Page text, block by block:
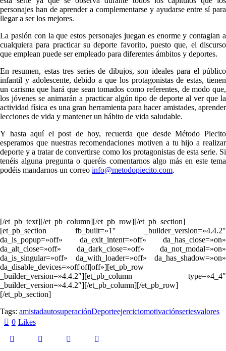
personajes han de aprender a complementarse y ayudarse entre sí para
llegar a ser los mejores.
La pasión con la que estos personajes juegan es enorme y contagian a
cualquiera para practicar su deporte favorito, puesto que, el discurso
que emplean puede ser empleado para diferentes ámbitos y deportes.
En resumen, estas tres series de dibujos, son ideales para el público
infantil y adolescente, debido a que los protagonistas de estas, tienen
un carisma que hará que sean tomados como referentes, de modo que,
los jóvenes se animarán a practicar algún tipo de deporte al ver que la
actividad física es una gran herramienta para hacer amistades, aprender
lecciones de vida y mantener un hábito de vida saludable.
Y hasta aquí el post de hoy, recuerda que desde Método Piecito
esperamos que nuestras recomendaciones motiven a tu hijo a realizar
deporte y a tratar de convertirse como los protagonistas de esta serie. Si
tenéis alguna pregunta o queréis comentarnos algo más en este tema
podéis mandarnos un correo info@metodopiecito.com.
[/et_pb_text][/et_pb_column][/et_pb_row][/et_pb_section]
[et_pb_section fb_built=»1″ _builder_version=»4.4.2″
da_is_popup=»off» da_exit_intent=»off» da_has_close=»on»
da_alt_close=»off» da_dark_close=»off» da_not_modal=»on»
da_is_singular=»off» da_with_loader=»off» da_has_shadow=»on»
da_disable_devices=»off|off|off»][et_pb_row
_builder_version=»4.4.2″][et_pb_column type=»4_4″
_builder_version=»4.4.2″][/et_pb_column][/et_pb_row]
[/et_pb_section]
Tags: amistadautosuperaciónDeporteejerciciomotivaciónseriesvalores
0 Likes